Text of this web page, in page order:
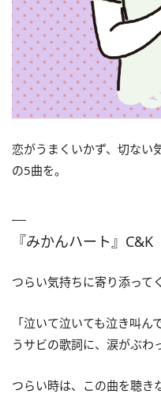
恋がうまくいかず、切ない
の5曲を。
『みかんハート』C&K
つらい気持ちに寄り添って
「泣いて泣いても泣き叫
うサビの歌詞に、涙がぶわ
つらい時は、この曲を聴き